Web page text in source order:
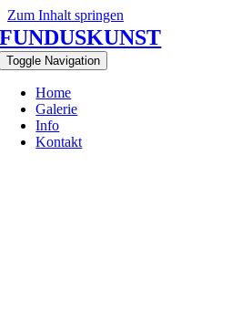
Zum Inhalt springen
FUNDUSKUNST
Toggle Navigation
Home
Galerie
Info
Kontakt